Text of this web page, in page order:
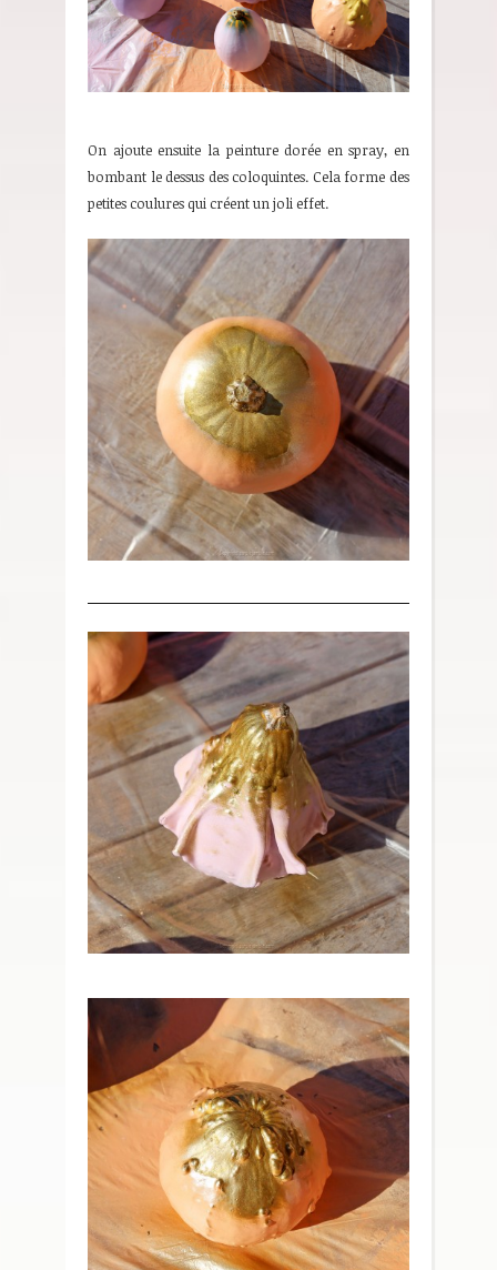
On ajoute ensuite la peinture dorée en spray, en
bombant le dessus des coloquintes. Cela forme des
petites coulures qui créent un joli effet.